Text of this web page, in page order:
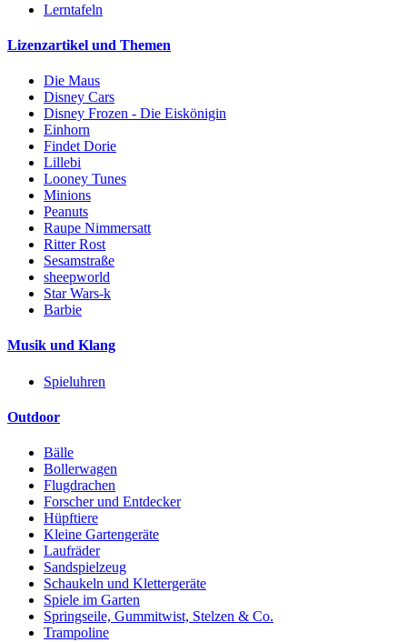
Lerntafeln
Lizenzartikel und Themen
Die Maus
Disney Cars
Disney Frozen - Die Eiskönigin
Einhorn
Findet Dorie
Lillebi
Looney Tunes
Minions
Peanuts
Raupe Nimmersatt
Ritter Rost
Sesamstraße
sheepworld
Star Wars-k
Barbie
Musik und Klang
Spieluhren
Outdoor
Bälle
Bollerwagen
Flugdrachen
Forscher und Entdecker
Hüpftiere
Kleine Gartengeräte
Laufräder
Sandspielzeug
Schaukeln und Klettergeräte
Spiele im Garten
Springseile, Gummitwist, Stelzen & Co.
Trampoline